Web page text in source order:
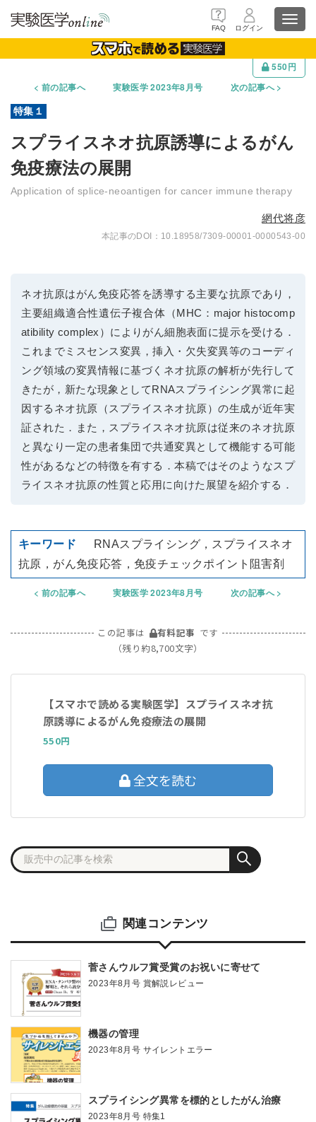
FAQ ログイン
550円
前の記事へ
実験医学 2023年8月号 次の記事へ
スプライスネオ抗原誘導によるがん
免疫療法の展開
Application of splice-neoantigen for cancer immune therapy
網代将彦
10.18958/7309-00001-0000543-00
ネオ抗原はがん免疫応答を誘導する主要な抗原であり，
主要組織適合性遺伝子複合体（MHC：major histocomp
atibility complex）によりがん細胞表面に提示を受ける．
これまでミスセンス変異，挿入・欠失変異等のコーディ
ング領域の変異情報に基づくネオ抗原の解析が先行して
きたが，新たな現象としてRNAスプライシング異常に起
因するネオ抗原（スプライスネオ抗原）の生成が近年実
証された．また，スプライスネオ抗原は従来のネオ抗原
と異なり一定の患者集団で共通変異として機能する可能
性があるなどの特徴を有する．本稿ではそのようなスプ
ライスネオ抗原の性質と応用に向けた展望を紹介する．
RNAスプライシング，スプライスネオ
抗原，がん免疫応答，免疫チェックポイント阻害剤
前の記事へ 実験医学 2023年8月号 次の記事へ
この記事は 有料記事 です
（残り約8,700文字）
【スマホで読める実験医学】スプライスネオ抗
原誘導によるがん免疫療法の展開
550円
全文を読む
関連コンテンツ
菅さんウルフ賞受賞のお祝いに寄せて
2023年8月号 賞解説レビュー
機器の管理
2023年8月号 サイレントエラー
スプライシング異常を標的としたがん治療
2023年8月号 特集1